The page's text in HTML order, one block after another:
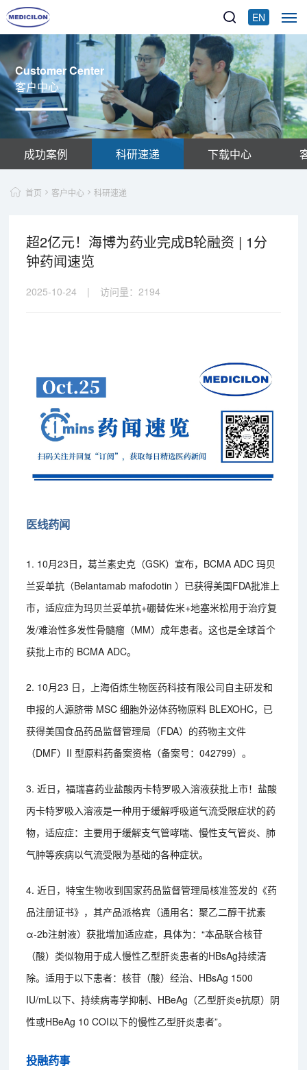
EN
Customer Center
客户中心
成功案例 科研速递 下载中心
首页 客户中心 科研速递
超2亿元！海博为药业完成B轮融资 | 1分
钟药闻速览
2025-10-24 | 访问量： 2194
医线药闻
1. 10月23日，葛兰素史克（GSK）宣布，BCMA ADC 玛贝
兰妥单抗（Belantamab mafodotin ）已获得美国FDA批准上
市，适应症为玛贝兰妥单抗+硼替佐米+地塞米松用于治疗复
发/难治性多发性骨髓瘤（MM）成年患者。这也是全球首个
获批上市的 BCMA ADC。
2. 10月23 日，上海佰炼生物医药科技有限公司自主研发和
申报的人源脐带 MSC 细胞外泌体药物原料 BLEXOHC，已
获得美国食品药品监督管理局（FDA）的药物主文件
（DMF）II 型原料药备案资格（备案号：042799）。
3. 近日，福瑞喜药业盐酸丙卡特罗吸入溶液获批上市！盐酸
丙卡特罗吸入溶液是一种用于缓解呼吸道气流受限症状的药
物，适应症：主要用于缓解支气管哮喘、慢性支气管炎、肺
气肿等疾病以气流受限为基础的各种症状。
4. 近日，特宝生物收到国家药品监督管理局核准签发的《药
品注册证书》，其产品派格宾（通用名：聚乙二醇干扰素
α-2b注射液）获批增加适应症，具体为：“本品联合核苷
（酸）类似物用于成人慢性乙型肝炎患者的HBsAg持续清
除。适用于以下患者：核苷（酸）经治、HBsAg 1500
IU/mL以下、持续病毒学抑制、HBeAg（乙型肝炎e抗原）阴
性或HBeAg 10 COI以下的慢性乙型肝炎患者”。
投融药事